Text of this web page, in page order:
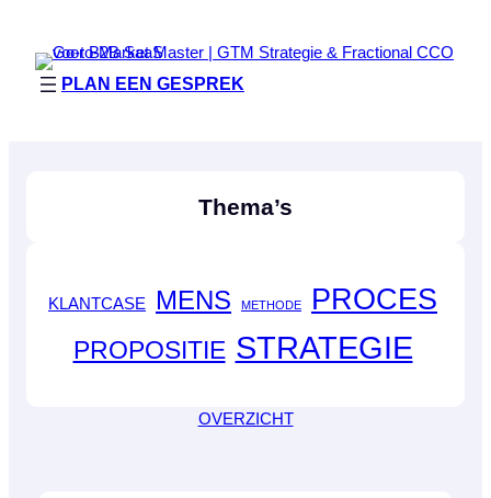
PLAN EEN GESPREK
Thema’s
KLANTCASE MENS METHODE PROCES
PROPOSITIE STRATEGIE
OVERZICHT